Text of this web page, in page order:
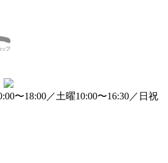
〜18:00／土曜10:00〜16:30／日祝